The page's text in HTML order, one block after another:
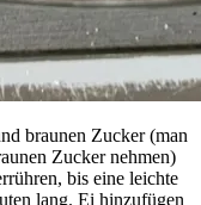
braunen Zucker (man
Zucker nehmen)
bis eine leichte
lang. Ei hinzufügen